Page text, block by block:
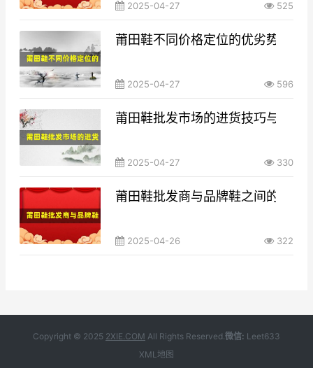
2025-04-27 525
莆田鞋不同价格定位的优劣势
2025-04-27 596
莆田鞋批发市场的进货技巧与渠道
2025-04-27 330
莆田鞋批发商与品牌鞋之间的差异
2025-04-26 322
Copyright © 2025 2XIE.COM All Rights Reserved.微信: Leet633
XML地图